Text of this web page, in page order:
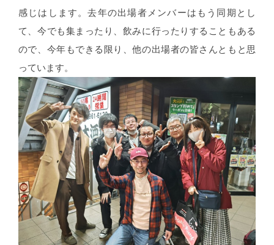
感じはします。去年の出場者メンバーはもう同期とし
て、今でも集まったり、飲みに行ったりすることもある
ので、今年もできる限り、他の出場者の皆さんともと思
っています。